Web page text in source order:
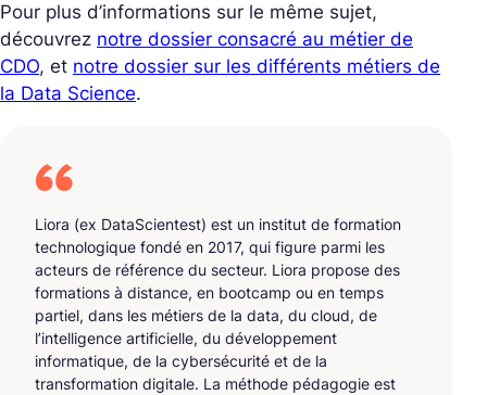
Pour plus d’informations sur le même sujet,
découvrez notre dossier consacré au métier de
CDO, et notre dossier sur les différents métiers de
la Data Science.
Liora (ex DataScientest) est un institut de formation
technologique fondé en 2017, qui figure parmi les
acteurs de référence du secteur. Liora propose des
formations à distance, en bootcamp ou en temps
partiel, dans les métiers de la data, du cloud, de
l’intelligence artificielle, du développement
informatique, de la cybersécurité et de la
transformation digitale. La méthode pédagogie est